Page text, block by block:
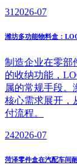
31 2026-07
潍坊多功能物料盒：
制造企业在零部
的收纳功能，
属的常规手段。
核心需求展开，
付流程。
242026-07
菏泽零件盒在汽配车间